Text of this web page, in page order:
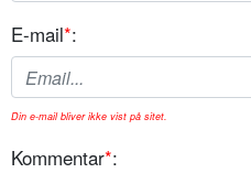
E-mail*:
Din e-mail bliver ikke vist på sitet.
Kommentar*: